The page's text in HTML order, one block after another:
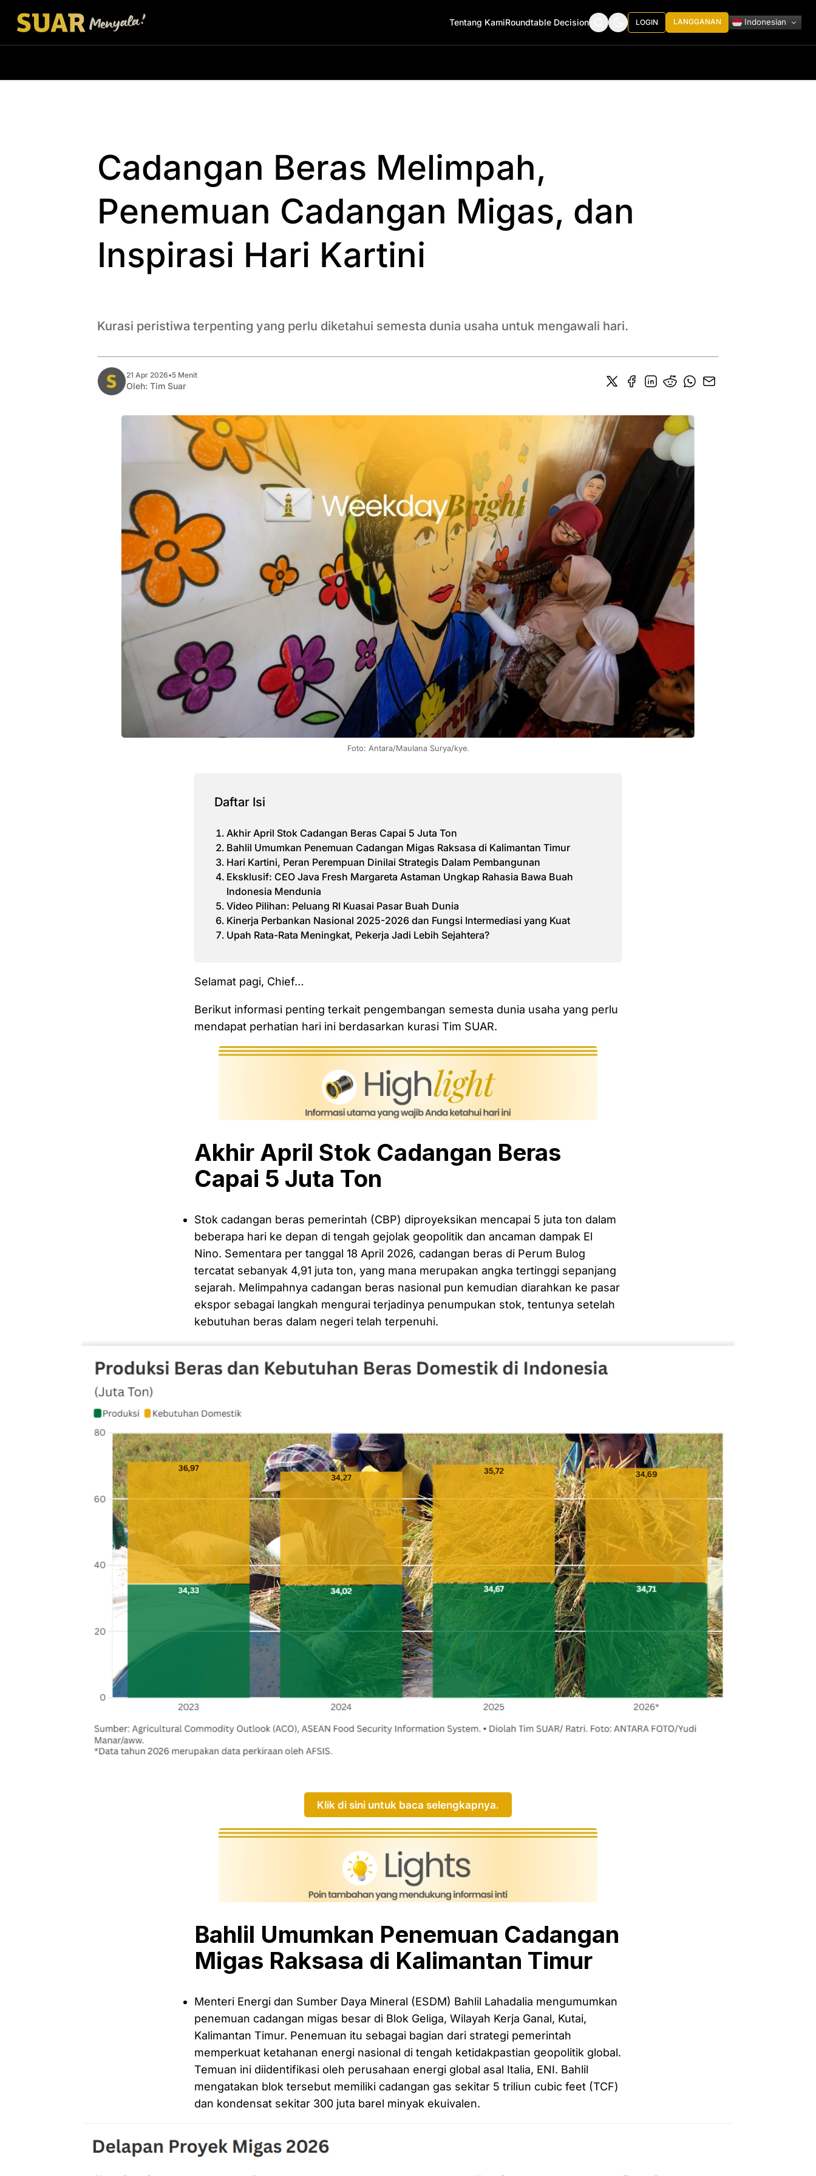
Tentang KamiRoundtable Decision LOGIN LANGGANAN Indonesian
Cadangan Beras Melimpah,
Penemuan Cadangan Migas, dan
Inspirasi Hari Kartini
Kurasi peristiwa terpenting yang perlu diketahui semesta dunia usaha untuk mengawali hari.
21 Apr 2026•5 Menit
Oleh: Tim Suar
Foto: Antara/Maulana Surya/kye.
Daftar Isi
Akhir April Stok Cadangan Beras Capai 5 Juta Ton
Bahlil Umumkan Penemuan Cadangan Migas Raksasa di Kalimantan Timur
Hari Kartini, Peran Perempuan Dinilai Strategis Dalam Pembangunan
Eksklusif: CEO Java Fresh Margareta Astaman Ungkap Rahasia Bawa Buah
Indonesia Mendunia
Video Pilihan: Peluang RI Kuasai Pasar Buah Dunia
Kinerja Perbankan Nasional 2025-2026 dan Fungsi Intermediasi yang Kuat
Upah Rata-Rata Meningkat, Pekerja Jadi Lebih Sejahtera?
Selamat pagi, Chief…
Berikut informasi penting terkait pengembangan semesta dunia usaha yang perlu
mendapat perhatian hari ini berdasarkan kurasi Tim SUAR.
Akhir April Stok Cadangan Beras
Capai 5 Juta Ton
Stok cadangan beras pemerintah (CBP) diproyeksikan mencapai 5 juta ton dalam
beberapa hari ke depan di tengah gejolak geopolitik dan ancaman dampak El
Nino. Sementara per tanggal 18 April 2026, cadangan beras di Perum Bulog
tercatat sebanyak 4,91 juta ton, yang mana merupakan angka tertinggi sepanjang
sejarah. Melimpahnya cadangan beras nasional pun kemudian diarahkan ke pasar
ekspor sebagai langkah mengurai terjadinya penumpukan stok, tentunya setelah
kebutuhan beras dalam negeri telah terpenuhi.
Klik di sini untuk baca selengkapnya.
Bahlil Umumkan Penemuan Cadangan
Migas Raksasa di Kalimantan Timur
Menteri Energi dan Sumber Daya Mineral (ESDM) Bahlil Lahadalia mengumumkan
penemuan cadangan migas besar di Blok Geliga, Wilayah Kerja Ganal, Kutai,
Kalimantan Timur. Penemuan itu sebagai bagian dari strategi pemerintah
memperkuat ketahanan energi nasional di tengah ketidakpastian geopolitik global.
Temuan ini diidentifikasi oleh perusahaan energi global asal Italia, ENI. Bahlil
mengatakan blok tersebut memiliki cadangan gas sekitar 5 triliun cubic feet (TCF)
dan kondensat sekitar 300 juta barel minyak ekuivalen.